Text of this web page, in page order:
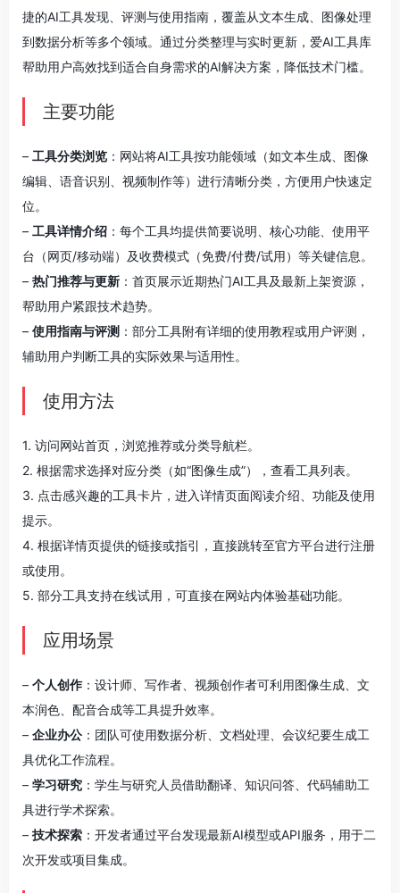
捷的AI工具发现、评测与使用指南，覆盖从文本生成、图像处理
到数据分析等多个领域。通过分类整理与实时更新，爱AI工具库
帮助用户高效找到适合自身需求的AI解决方案，降低技术门槛。
主要功能
– 工具分类浏览 ：网站将AI工具按功能领域（如文本生成、图像
编辑、语音识别、视频制作等）进行清晰分类，方便用户快速定
位。
– 工具详情介绍 ：每个工具均提供简要说明、核心功能、使用平
台（网页/移动端）及收费模式（免费/付费/试用）等关键信息。
– 热门推荐与更新 ：首页展示近期热门AI工具及最新上架资源，
帮助用户紧跟技术趋势。
– 使用指南与评测 ：部分工具附有详细的使用教程或用户评测，
辅助用户判断工具的实际效果与适用性。
使用方法
1. 访问网站首页，浏览推荐或分类导航栏。
2. 根据需求选择对应分类（如“图像生成”），查看工具列表。
3. 点击感兴趣的工具卡片，进入详情页面阅读介绍、功能及使用
提示。
4. 根据详情页提供的链接或指引，直接跳转至官方平台进行注册
或使用。
5. 部分工具支持在线试用，可直接在网站内体验基础功能。
应用场景
– 个人创作 ：设计师、写作者、视频创作者可利用图像生成、文
本润色、配音合成等工具提升效率。
– 企业办公 ：团队可使用数据分析、文档处理、会议纪要生成工
具优化工作流程。
– 学习研究 ：学生与研究人员借助翻译、知识问答、代码辅助工
具进行学术探索。
– 技术探索 ：开发者通过平台发现最新AI模型或API服务，用于二
次开发或项目集成。